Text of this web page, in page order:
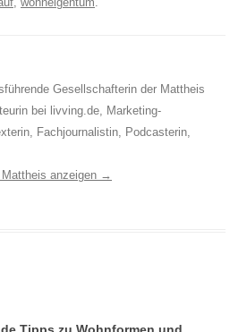
Gesellschafterin der Mattheis
bei livving.de, Marketing-
Fachjournalistin, Podcasterin,
anzeigen →